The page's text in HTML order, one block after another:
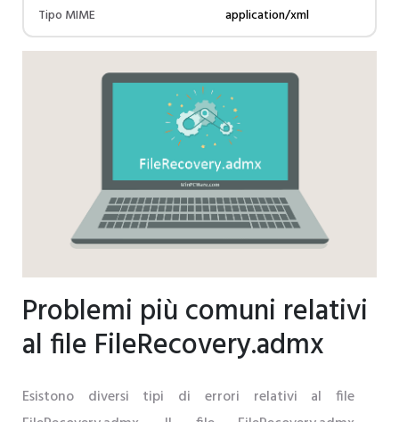
Tipo MIME
application/xml
Problemi più comuni relativi
al file FileRecovery.admx
Esistono diversi tipi di errori relativi al file